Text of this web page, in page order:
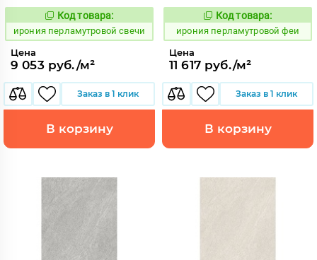
1102709
Код товара:
ирония перламутровой свечи
Цена
9 053 руб./м²
Заказ в 1 клик
В корзину
1102738
Код товара:
ирония перламутровой феи
Цена
11 617 руб./м²
Заказ в 1 клик
В корзину